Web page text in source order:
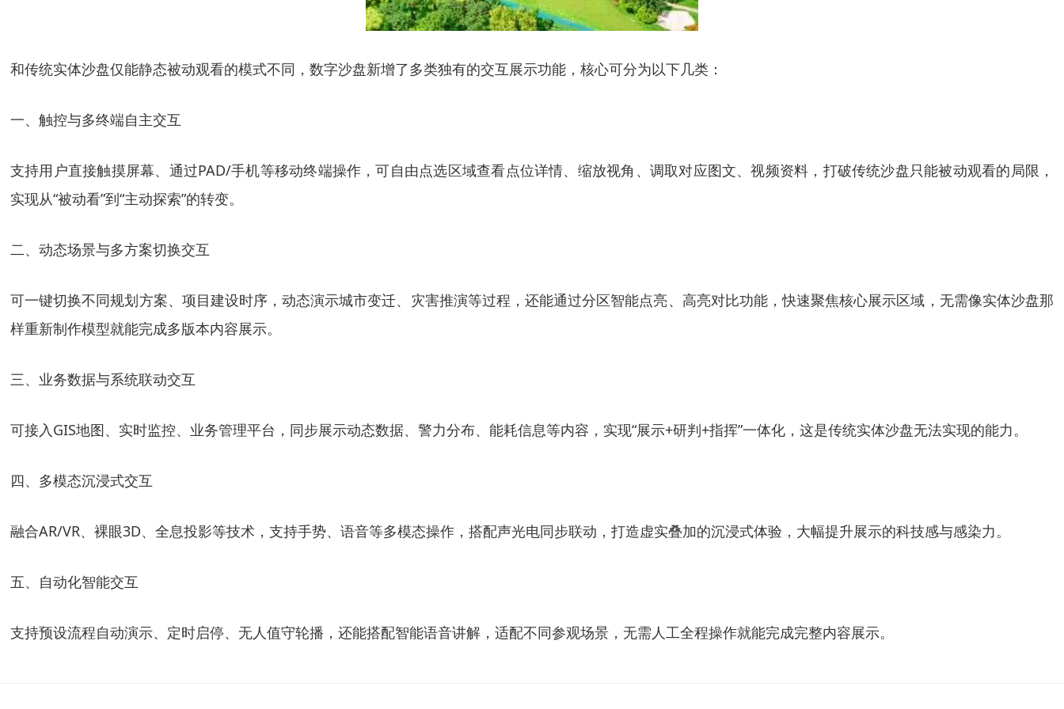
和传统实体沙盘仅能静态被动观看的模式不同，数字沙盘新增了多类独有的交互展示功能，核心可分为以下几类：
一、触控与多终端自主交互
支持用户直接触摸屏幕、通过PAD/手机等移动终端操作，可自由点选区域查看点位详情、缩放视角、调取对应图文、视频资料，打破传统沙盘只能被动观看的局限，
实现从“被动看”到“主动探索”的转变。
二、动态场景与多方案切换交互
可一键切换不同规划方案、项目建设时序，动态演示城市变迁、灾害推演等过程，还能通过分区智能点亮、高亮对比功能，快速聚焦核心展示区域，无需像实体沙盘那
样重新制作模型就能完成多版本内容展示。
三、业务数据与系统联动交互
可接入GIS地图、实时监控、业务管理平台，同步展示动态数据、警力分布、能耗信息等内容，实现“展示+研判+指挥”一体化，这是传统实体沙盘无法实现的能力。
四、多模态沉浸式交互
融合AR/VR、裸眼3D、全息投影等技术，支持手势、语音等多模态操作，搭配声光电同步联动，打造虚实叠加的沉浸式体验，大幅提升展示的科技感与感染力。
五、自动化智能交互
支持预设流程自动演示、定时启停、无人值守轮播，还能搭配智能语音讲解，适配不同参观场景，无需人工全程操作就能完成完整内容展示。